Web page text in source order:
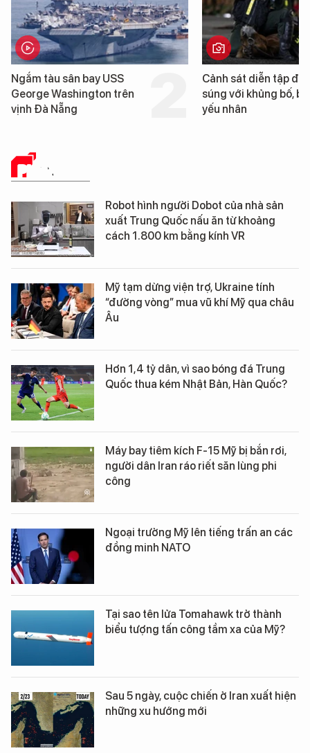
Cảnh sát diễn tập đấu
súng với khủng bố, bảo vệ
yếu nhân
Hình ảnh đầu
tàu sân bay
Washington
PHÂN TÍCH
Robot hình người Dobot của nhà sản
xuất Trung Quốc nấu ăn từ khoảng
cách 1.800 km bằng kính VR
Mỹ tạm dừng viện trợ, Ukraine tính
“đường vòng” mua vũ khí Mỹ qua châu
Âu
Hơn 1,4 tỷ dân, vì sao bóng đá Trung
Quốc thua kém Nhật Bản, Hàn Quốc?
Máy bay tiêm kích F-15 Mỹ bị bắn rơi,
người dân Iran ráo riết săn lùng phi
công
Ngoại trưởng Mỹ lên tiếng trấn an các
đồng minh NATO
Tại sao tên lửa Tomahawk trở thành
biểu tượng tấn công tầm xa của Mỹ?
Sau 5 ngày, cuộc chiến ở Iran xuất hiện
những xu hướng mới